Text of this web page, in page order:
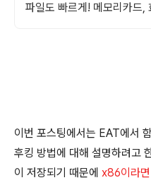
파일도 빠르게! 메모리카드,
이번 포스팅에서는 EAT에서
후킹 방법에 대해 설명하려고
이 저장되기 때문에 x86이라